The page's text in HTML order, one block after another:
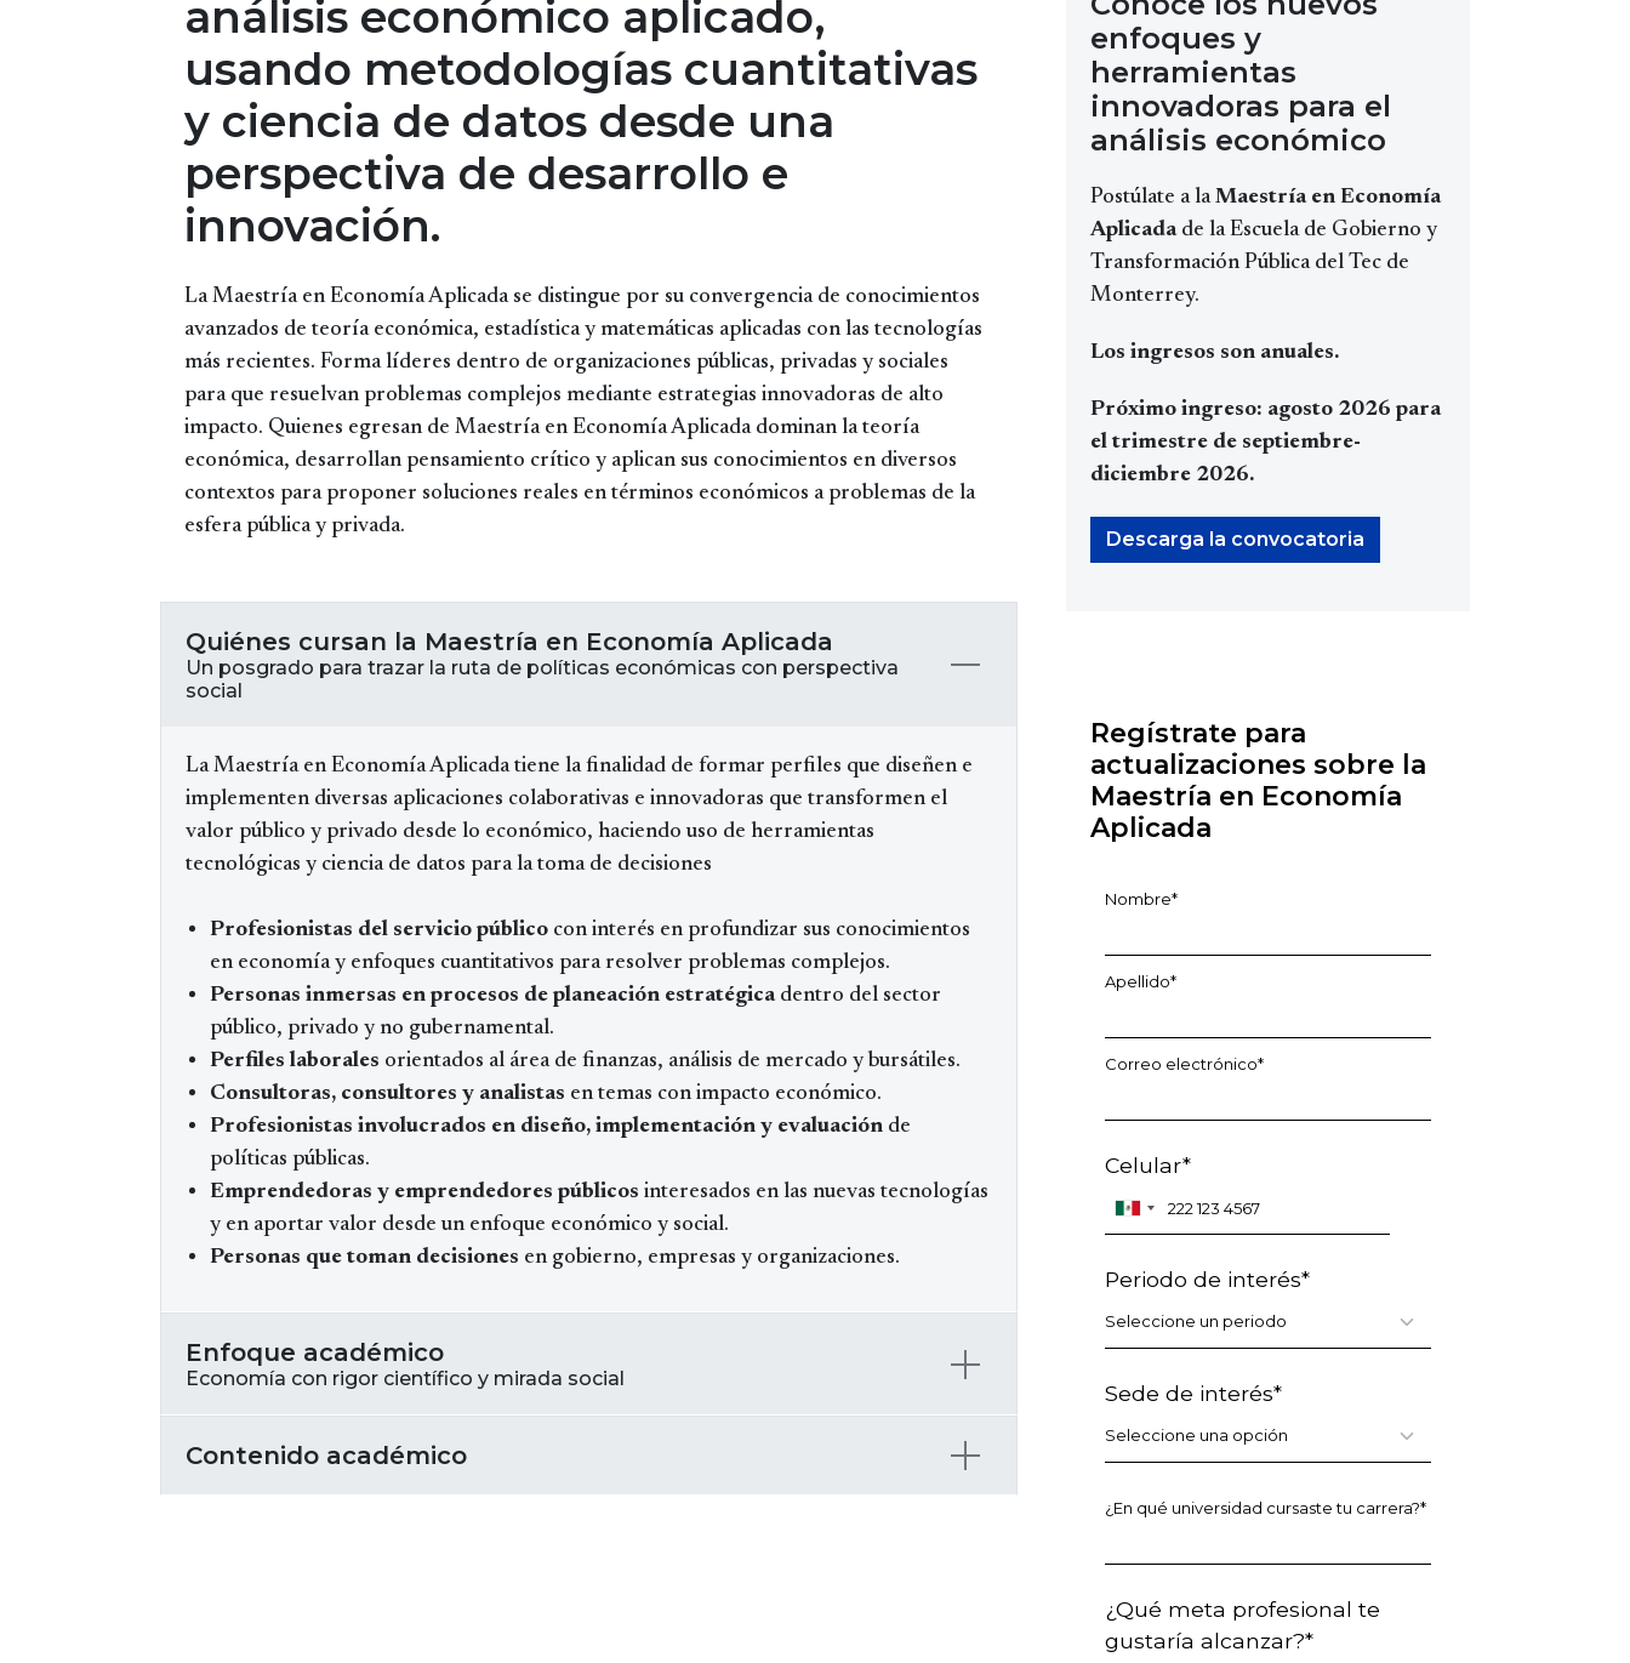
análisis económico aplicado,
usando metodologías cuantitativas
y ciencia de datos desde una
perspectiva de desarrollo e
innovación.
La Maestría en Economía Aplicada se distingue por su convergencia de conocimientos
avanzados de teoría económica, estadística y matemáticas aplicadas con las tecnologías
más recientes. Forma líderes dentro de organizaciones públicas, privadas y sociales
para que resuelvan problemas complejos mediante estrategias innovadoras de alto
impacto. Quienes egresan de Maestría en Economía Aplicada dominan la teoría
económica, desarrollan pensamiento crítico y aplican sus conocimientos en diversos
contextos para proponer soluciones reales en términos económicos a problemas de la
esfera pública y privada.
Quiénes cursan la Maestría en Economía Aplicada
Un posgrado para trazar la ruta de políticas económicas con perspectiva
social
La Maestría en Economía Aplicada tiene la finalidad de formar perfiles que diseñen e
implementen diversas aplicaciones colaborativas e innovadoras que transformen el
valor público y privado desde lo económico, haciendo uso de herramientas
tecnológicas y ciencia de datos para la toma de decisiones
Profesionistas del servicio público con interés en profundizar sus conocimientos
en economía y enfoques cuantitativos para resolver problemas complejos.
Personas inmersas en procesos de planeación estratégicadentro del sector
público, privado y no gubernamental.
Perfiles laborales orientados al área de finanzas, análisis de mercado y bursátiles.
Consultoras, consultores y analistas en temas con impacto económico.
Profesionistas involucrados en diseño, implementación y evaluación de
políticas públicas.
Emprendedoras y emprendedores públicos interesados en las nuevas tecnologías
y en aportar valor desde un enfoque económico y social.
Personas que toman decisiones en gobierno, empresas y organizaciones.
Enfoque académico
Economía con rigor científico y mirada social
Contenido académico
enfoques y
herramientas
innovadoras para el
análisis económico
Postúlate a laMaestría en Economía
Aplicadade la Escuela de Gobierno y
Transformación Pública del Tec de
Monterrey.
Los ingresos son anuales.
Próximo ingreso: agosto 2026 para
el trimestre de septiembre-
diciembre 2026.
Descarga la convocatoria